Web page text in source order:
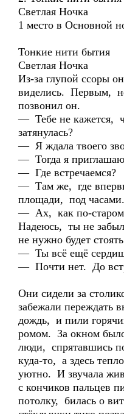
Светлая Ночка
1 место в Основной
Тонкие нити бытия
Светлая Ночка
Из-за глупой ссоры
виделись. Первым,
позвонил он.
— Тебе не кажется,
затянулась?
— Я ждала твоего
— Тогда я приглашаю
— Где встречаемся?
— Там же, где
площади, под часами.
— Ах, как по-
Надеюсь, ты не
не нужно будет
— Ты всё ещё
— Почти нет. До
Они сидели за
забежали переждать
дождь, и пили
ромом. За окном
люди, спрятавшись
куда-то, а здесь
уютно. И звучала
с кончиков пальцев
потолку, билась о